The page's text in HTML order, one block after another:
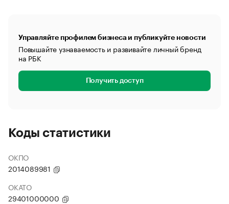
Управляйте профилем бизнеса и публикуйте новости
Повышайте узнаваемость и развивайте личный бренд
на РБК
Получить доступ
Коды статистики
ОКПО
2014089981
ОКАТО
29401000000